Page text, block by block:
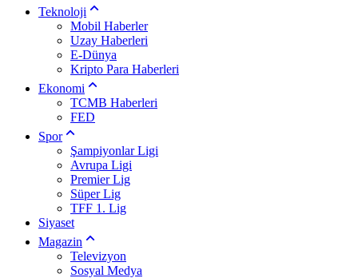
Teknoloji
Mobil Haberler
Uzay Haberleri
E-Dünya
Kripto Para Haberleri
Ekonomi
TCMB Haberleri
FED
Spor
Şampiyonlar Ligi
Avrupa Ligi
Premier Lig
Süper Lig
TFF 1. Lig
Siyaset
Magazin
Televizyon
Sosyal Medya